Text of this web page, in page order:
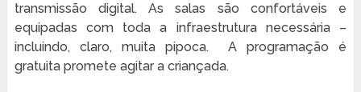
transmissão digital. As salas são confortáveis e
equipadas com toda a infraestrutura necessária –
incluindo, claro, muita pipoca. A programação é
gratuita promete agitar a criançada.